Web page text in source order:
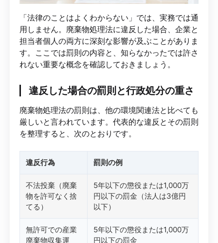
「法律のことはよくわからない」では、実務では通
用しません。廃棄物処理法に違反した場合、企業と
担当者個人の両方に深刻な影響が及ぶことがありま
す。ここでは罰則の内容と、知らなかったでは許さ
れない重要な概念を確認しておきましょう。
違反した場合の罰則と行政処分の重さ
廃棄物処理法の罰則は、他の環境関連法と比べても
厳しいと言われています。代表的な違反とその罰則
を整理すると、次のとおりです。
違反行為 罰則の例
不法投棄（廃棄
物を許可なく捨
てる）
5年以下の懲役または1,000万
円以下の罰金（法人は3億円
以下）
無許可での産業
廃棄物収集運
5年以下の懲役または1,000万
円以下の罰金